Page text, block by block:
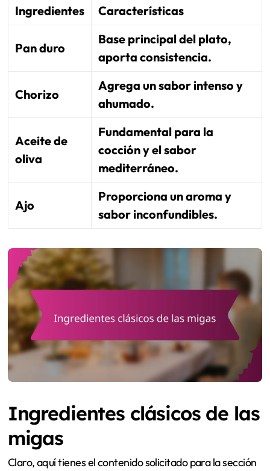
Ingredientes Características
Pan duro
Base principal del plato,
aporta consistencia.
Chorizo
Agrega un sabor intenso y
ahumado.
Aceite de
oliva
Fundamental para la
cocción y el sabor
mediterráneo.
Ajo
Proporciona un aroma y
sabor inconfundibles.
Ingredientes clásicos de las
migas
Claro, aquí tienes el contenido solicitado para la sección